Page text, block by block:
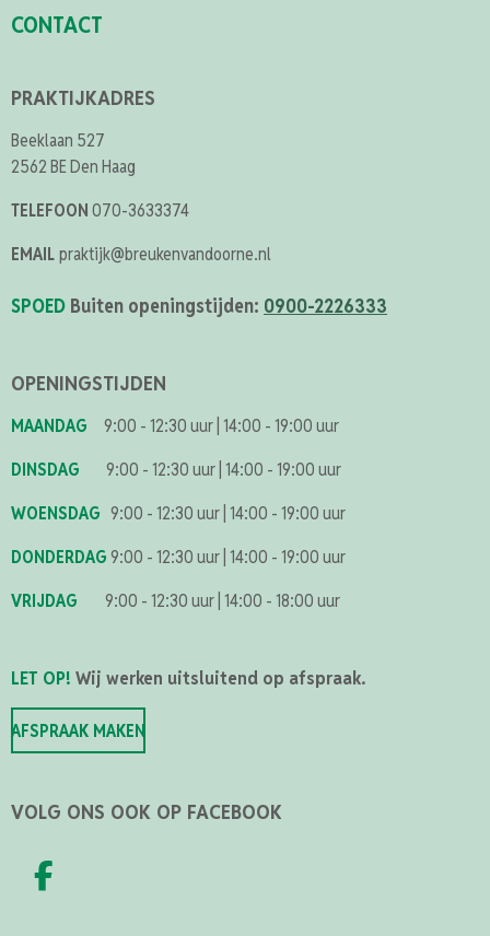
CONTACT
PRAKTIJKADRES
Beeklaan 527
2562 BE Den Haag
TELEFOON070-3633374
EMAILpraktijk@breukenvandoorne.nl
SPOED Buiten openingstijden: 0900-2226333
OPENINGSTIJDEN
MAANDAG 9:00 - 12:30 uur 14:00 - 19:00 uur
DINSDAG
9:00 - 12:30 uur 14:00 - 19:00 uur
WOENSDAG 9:00 - 12:30 uur 14:00 - 19:00 uur
DONDERDAG9:00 - 12:30 uur 14:00 - 19:00 uur
VRIJDAG
9:00 - 12:30 uur 14:00 - 18:00 uur
LET OP! Wij werken uitsluitend op afspraak.
AFSPRAAK MAKEN
VOLG ONS OOK OP FACEBOOK
F